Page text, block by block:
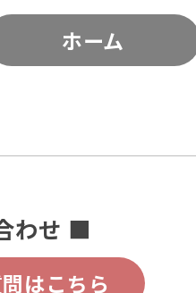
ホーム
わせ ■
はこちら